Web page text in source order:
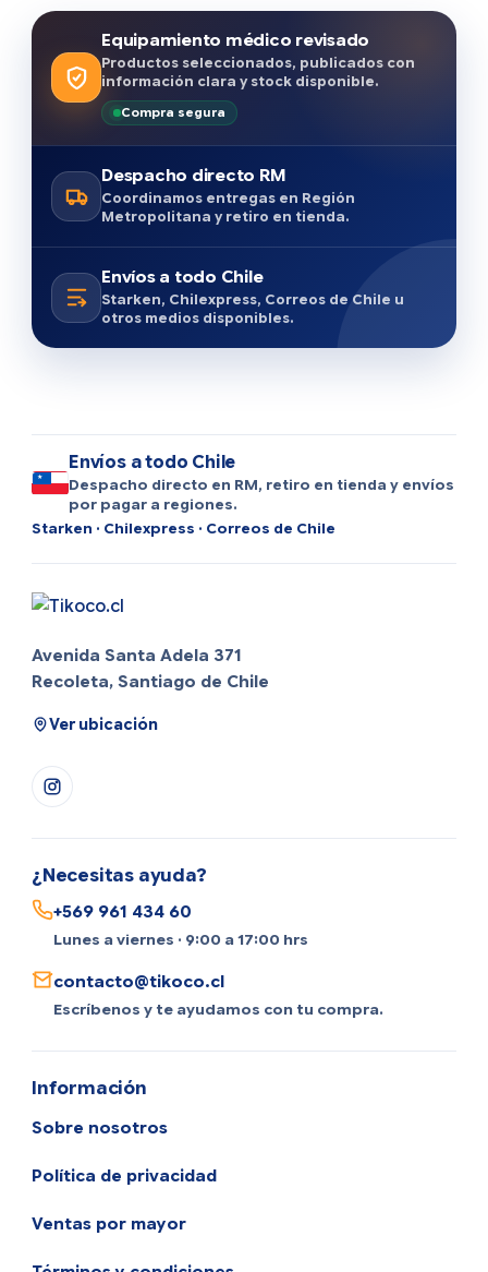
Equipamiento médico revisado
Productos seleccionados, publicados con
información clara y stock disponible.
Compra segura
Despacho directo RM
Coordinamos entregas en Región
Metropolitana y retiro en tienda.
Envíos a todo Chile
Starken, Chilexpress, Correos de Chile u
otros medios disponibles.
Envíos a todo Chile
Despacho directo en RM, retiro en tienda y envíos
por pagar a regiones.
Starken · Chilexpress · Correos de Chile
Avenida Santa Adela 371
Recoleta, Santiago de Chile
Ver ubicación
¿Necesitas ayuda?
+569 961 434 60
Lunes a viernes · 9:00 a 17:00 hrs
contacto@tikoco.cl
Escríbenos y te ayudamos con tu compra.
Información
Sobre nosotros
Política de privacidad
Ventas por mayor